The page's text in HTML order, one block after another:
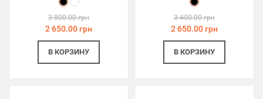
3 800.00 грн
2 650.00 грн
В КОРЗИНУ
3 400.00 грн
2 650.00 грн
В КОРЗИНУ